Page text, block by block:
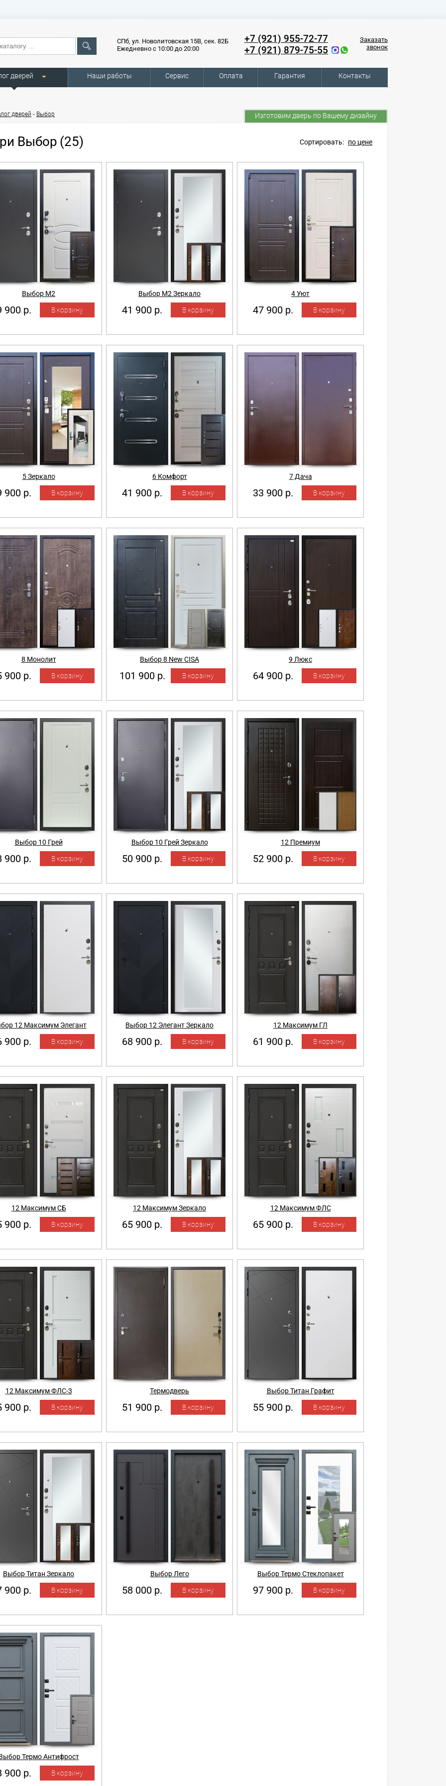
СПб, ул. Новолитовская 15В, сек. 82Б
Ежедневно с 10:00 до 20:00
+7 (921) 955-72-77
+7 (921) 879-75-55
Заказать
звонок
дверей Наши работы Сервис Оплата Гарантия Контакты
дверей - Выбор Изготовим дверь по Вашему дизайну
Выбор (25) Сортировать: по цене
Выбор М2
900 р.
Выбор М2 Зеркало
41 900 р.
4 Уют
47 900 р.
5 Зеркало
900 р.
6 Комфорт
41 900 р.
7 Дача
33 900 р.
8 Монолит
900 р.
Выбор 8 New CISA
101 900 р.
9 Люкс
64 900 р.
Выбор 10 Грей
900 р.
Выбор 10 Грей Зеркало
50 900 р.
12 Премиум
52 900 р.
12 Максимум Элегант
900 р.
Выбор 12 Элегант Зеркало
68 900 р.
12 Максимум ГЛ
61 900 р.
12 Максимум СБ
900 р.
12 Максимум Зеркало
65 900 р.
12 Максимум ФЛС
65 900 р.
12 Максимум ФЛС-3
900 р.
Термодверь
51 900 р.
Выбор Титан Графит
55 900 р.
Выбор Титан Зеркало
900 р.
Выбор Лего
58 000 р.
Выбор Термо Стеклопакет
97 900 р.
Термо Антифрост
900 р.